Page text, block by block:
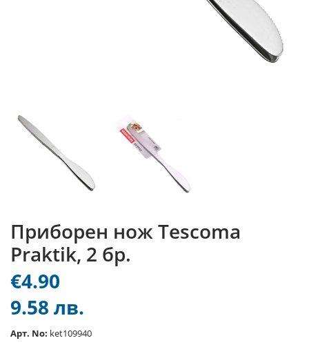
Приборен нож Tescoma
Praktik, 2 бр.
€4.90
9.58 лв.
Арт. No: ket109940